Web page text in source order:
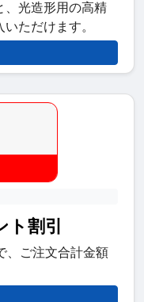
、光造形用の高精
ただけます。
割引
、ご注文合計金額